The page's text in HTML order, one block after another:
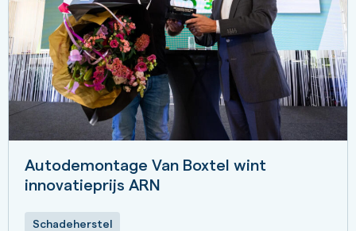
Autodemontage Van Boxtel wint
innovatieprijs ARN
Schadeherstel